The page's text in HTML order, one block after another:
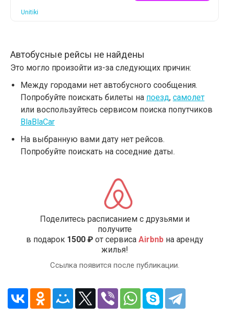
Unitiki
Автобусные рейсы не найдены
Это могло произойти из-за следующих причин:
Между городами нет автобусного сообщения.
Попробуйте поискать билеты на поезд, самолет
или воспользуйтесь сервисом поиска попутчиков
BlaBlaCar
На выбранную вами дату нет рейсов.
Попробуйте поискать на соседние даты.
Поделитесь расписанием с друзьями и
получите
в подарок 1500 ₽от сервиса Airbnbна аренду
жилья!
Ссылка появится после публикации.